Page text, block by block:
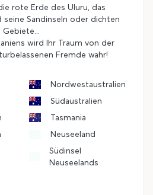
rote Erde des Uluru, das
Sandinseln oder dichten
wird Ihr Traum von der
Fremde wahr!
Nordwestaustralien
Südaustralien
Tasmania
Neuseeland
Südinsel
Neuseelands